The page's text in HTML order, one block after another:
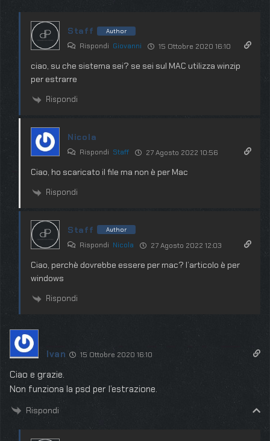
Staff Author
Rispondi Giovanni 15 Ottobre 2020 16:10
ciao, su che sistema sei? se sei sul MAC utilizza winzip
per estrarre
Rispondi
Nicola
Rispondi Staff 27 Agosto 2022 10:56
Ciao, ho scaricato il file ma non è per Mac
Rispondi
Staff Author
Rispondi Nicola 27 Agosto 2022 12:03
Ciao, perchè dovrebbe essere per mac? l’articolo è per
windows
Rispondi
Ivan 15 Ottobre 2020 16:10
Ciao e grazie.
Non funziona la psd per l’estrazione.
Rispondi